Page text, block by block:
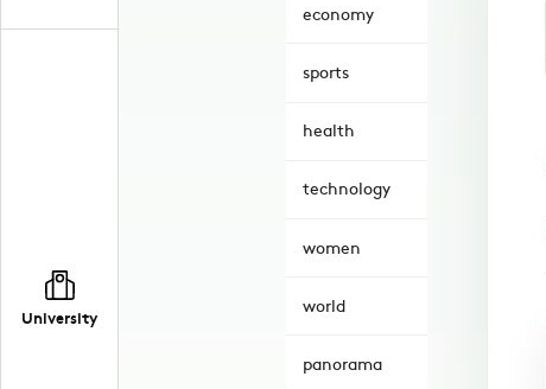
University
economy
sports
health
technology
women
world
panorama